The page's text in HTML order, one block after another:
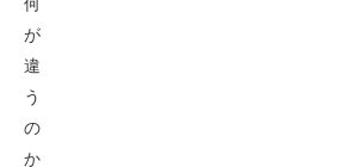
が
違
う
の
か